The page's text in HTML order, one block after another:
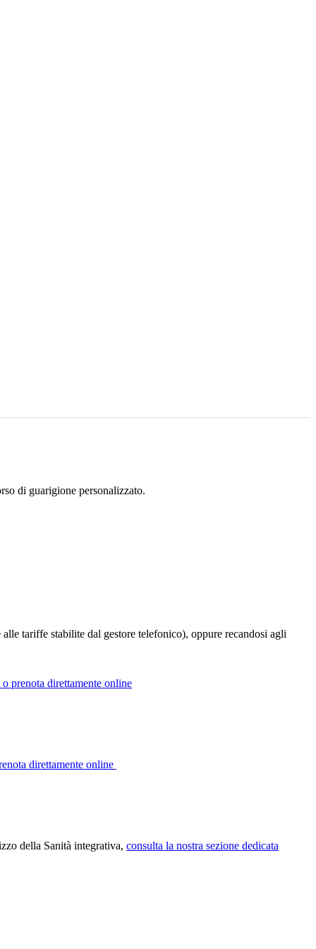
di guarigione personalizzato.
alle tariffe stabilite dal gestore telefonico), oppure recandosi agli
prenota direttamente online
direttamente online
della Sanità integrativa, consulta la nostra sezione dedicata